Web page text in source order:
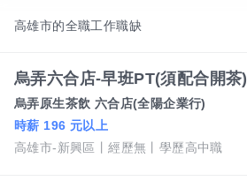
高雄市的全職工作職缺
烏弄六合店-早班PT(須配合開茶)
烏弄原生茶飲 六合店(全陽企業行)
時薪 196 元以上
高雄市-新興區
經歷無 學歷高中職